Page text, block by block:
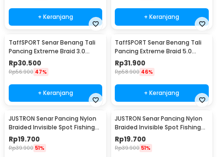
+ Keranjang + Keranjang
TaffSPORT Senar Benang Tali
Pancing Extreme Braid 3.0
300M - FM-PEL
Rp30.500
Rp56.900 47%
+ Keranjang
TaffSPORT Senar Benang Tali
Pancing Extreme Braid 5.0
300M - FM-PEL
Rp31.900
Rp58.900 46%
+ Keranjang
JUSTRON Senar Pancing Nylon
Braided Invisible Spot Fishing
Line 500M 0.6 - DPLS
Rp19.700
Rp39.900 51%
JUSTRON Senar Pancing Nylon
Braided Invisible Spot Fishing
Line 500M 0.4 - DPLS
Rp19.700
Rp39.900 51%